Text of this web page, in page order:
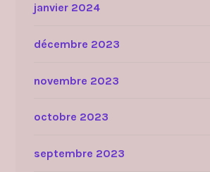
janvier 2024
décembre 2023
novembre 2023
octobre 2023
septembre 2023